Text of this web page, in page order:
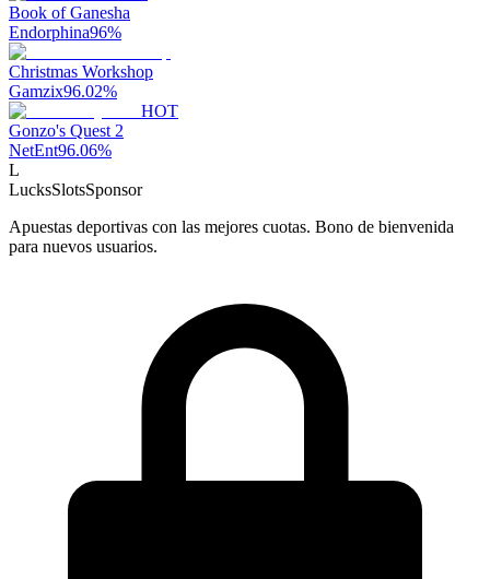
Book of Ganesha
Endorphina96%
Christmas Workshop
Gamzix96.02%
HOT
Gonzo's Quest 2
NetEnt96.06%
L
LucksSlotsSponsor
Apuestas deportivas con las mejores cuotas. Bono de bienvenida
para nuevos usuarios.